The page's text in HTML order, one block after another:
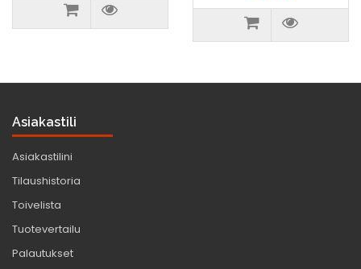
Asiakastili
Asiakastilini
Tilaushistoria
Toivelista
Tuotevertailu
Palautukset